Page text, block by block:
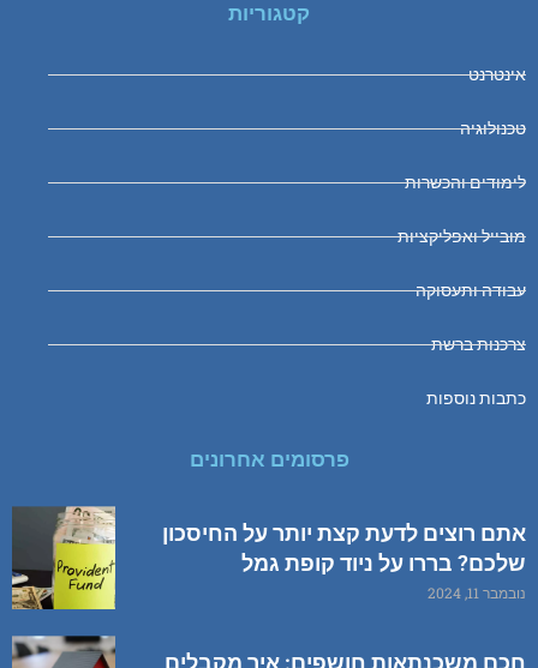
קטגוריות
אינטרנט
טכנולוגיה
לימודים והכשרות
מובייל ואפליקציות
עבודה ותעסוקה
צרכנות ברשת
כתבות נוספות
פרסומים אחרונים
אתם רוצים לדעת קצת יותר על החיסכון
שלכם? בררו על ניוד קופת גמל
נובמבר 11, 2024
חכם משכנתאות חושפים: איך מקבלים